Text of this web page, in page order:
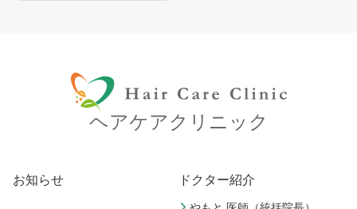
ヘアケアクリニック
お知らせ ドクター紹介